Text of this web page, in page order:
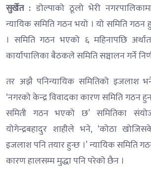
सुर्खेत : डोल्पाको ठूलो भेरी
न्यायिक समिति गठन भयो । यो समिति गठन
। समिति गठन भएको ६ महिनापछि
कार्यापालिका बैठकले समिति सञ्चालन गर्ने
तर अझै पनिन्यायिक समितिको इजलाश
‘नगरको केन्द्र विवादका कारण समिति गठन
समिती गठन भएको छ’ समितिका
योगेन्द्रबहादुर शाहीले भने, ‘कोठा
इजलाश पनि तयार हुन्छ ।’ न्यायिक समिति
कारण हालसम्म मुद्धा पनि परेको छैन ।